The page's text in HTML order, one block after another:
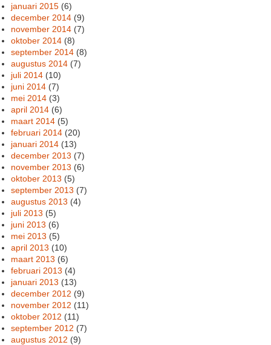
januari 2015 (6)
december 2014 (9)
november 2014 (7)
oktober 2014 (8)
september 2014 (8)
augustus 2014 (7)
juli 2014 (10)
juni 2014 (7)
mei 2014 (3)
april 2014 (6)
maart 2014 (5)
februari 2014 (20)
januari 2014 (13)
december 2013 (7)
november 2013 (6)
oktober 2013 (5)
september 2013 (7)
augustus 2013 (4)
juli 2013 (5)
juni 2013 (6)
mei 2013 (5)
april 2013 (10)
maart 2013 (6)
februari 2013 (4)
januari 2013 (13)
december 2012 (9)
november 2012 (11)
oktober 2012 (11)
september 2012 (7)
augustus 2012 (9)